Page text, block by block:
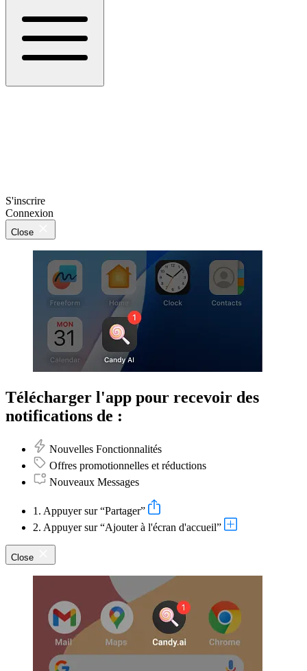
S'inscrire
Connexion
Close
Télécharger l'app pour recevoir des
notifications de :
Nouvelles Fonctionnalités
Offres promotionnelles et réductions
Nouveaux Messages
1. Appuyer sur “Partager”
2. Appuyer sur “Ajouter à l'écran d'accueil”
Close